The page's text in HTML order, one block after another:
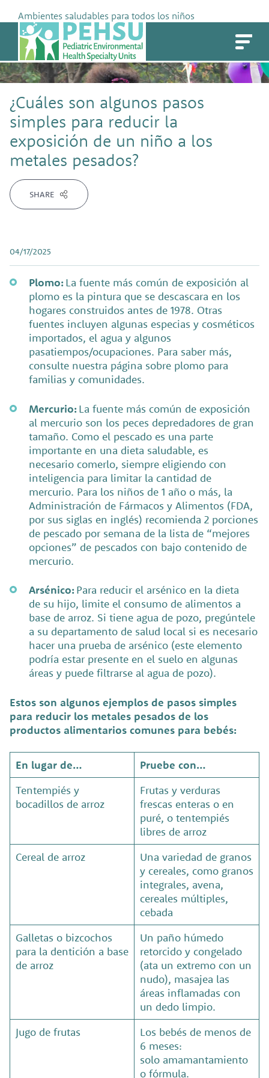
content
Ambientes saludables para todos los niños
PEHSU
¿Cuáles son algunos pasos
simples para reducir la
exposición de un niño a los
metales pesados?
SHARE
04/17/2025
Plomo:La fuente más común de exposición al
plomo es la pintura que se descascara en los
hogares construidos antes de 1978. Otras
fuentes incluyen algunas especias y cosméticos
importados, el agua y algunos
pasatiempos/ocupaciones. Para saber más,
consulte nuestra página sobre plomo para
familias y comunidades.
Mercurio:La fuente más común de exposición
al mercurio son los peces depredadores de gran
tamaño. Como el pescado es una parte
importante en una dieta saludable, es
necesario comerlo, siempre eligiendo con
inteligencia para limitar la cantidad de
mercurio. Para los niños de 1 año o más, la
Administración de Fármacos y Alimentos (FDA,
por sus siglas en inglés) recomienda 2 porciones
de pescado por semana de la lista de “mejores
opciones” de pescados con bajo contenido de
mercurio.
Arsénico:Para reducir el arsénico en la dieta
de su hijo, limite el consumo de alimentos a
base de arroz. Si tiene agua de pozo, pregúntele
a su departamento de salud local si es necesario
hacer una prueba de arsénico (este elemento
podría estar presente en el suelo en algunas
áreas y puede filtrarse al agua de pozo).
Estos son algunos ejemplos de pasos simples
para reducir los metales pesados de los
productos alimentarios comunes para bebés:
En lugar de…
Pruebe con…
Tentempiés y
bocadillos de arroz
Frutas y verduras
frescas enteras o en
puré, o tentempiés
libres de arroz
Cereal de arroz
Una variedad de granos
y cereales, como granos
integrales, avena,
cereales múltiples,
cebada
Galletas o bizcochos
para la dentición a base
de arroz
Un paño húmedo
retorcido y congelado
(ata un extremo con un
nudo), masajea las
áreas inflamadas con
un dedo limpio.
Jugo de frutas
Los bebés de menos de
6 meses:
solo amamantamiento
o fórmula.